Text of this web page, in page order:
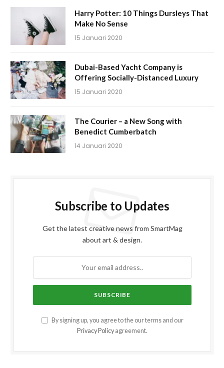
Harry Potter: 10 Things Dursleys That
Make No Sense
15 Januari 2020
Dubai-Based Yacht Company is
Offering Socially-Distanced Luxury
15 Januari 2020
The Courier – a New Song with
Benedict Cumberbatch
14 Januari 2020
Subscribe to Updates
Get the latest creative news from SmartMag
about art & design.
By signing up, you agree to the our terms and our
Privacy Policy agreement.